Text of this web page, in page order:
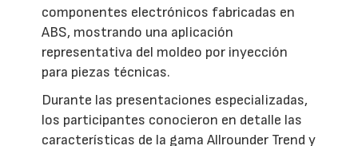
componentes electrónicos fabricadas en
ABS, mostrando una aplicación
representativa del moldeo por inyección
para piezas técnicas.
Durante las presentaciones especializadas,
los participantes conocieron en detalle las
características de la gama Allrounder Trend y